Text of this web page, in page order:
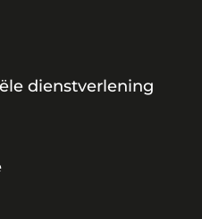
dienstverlening